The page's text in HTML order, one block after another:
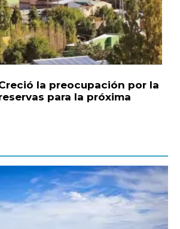
la preocupación por la
para la próxima